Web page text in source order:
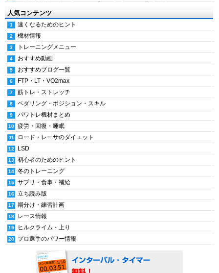
人気コンテンツ
速くなるためのヒント
機材情報
トレーニングメニュー
おすすめ動画
おすすめブログ一覧
FTP・LT・VO2max
筋トレ・ストレッチ
ペダリング・ポジション・スキル
パワトレ機材まとめ
疲労・回復・睡眠
ロード・レーサのダイエット
LSD
初心者のためのヒント
冬のトレーニング
サプリ・食事・補給
立ち読み版
期分け・練習計画
レース情報
ヒルクライム・上り
プロ選手のパワー情報